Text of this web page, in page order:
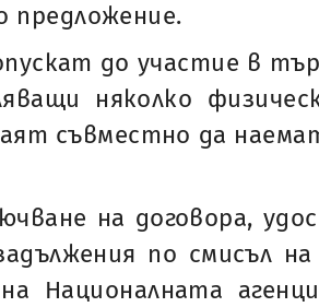
предложение.
до участие в
няколко
съвместно да
на договора,
по смисъл
Националната